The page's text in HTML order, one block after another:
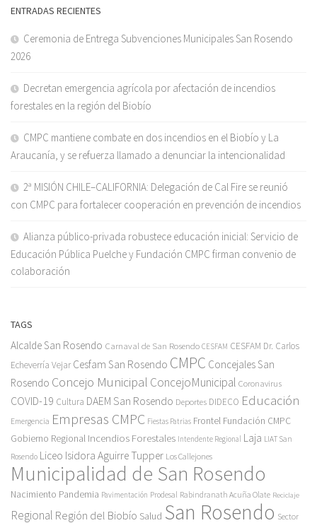
ENTRADAS RECIENTES
Ceremonia de Entrega Subvenciones Municipales San Rosendo
2026
Decretan emergencia agrícola por afectación de incendios
forestales en la región del Biobío
CMPC mantiene combate en dos incendios en el Biobío y La
Araucanía, y se refuerza llamado a denunciar la intencionalidad
2ª MISIÓN CHILE–CALIFORNIA: Delegación de Cal Fire se reunió
con CMPC para fortalecer cooperación en prevención de incendios
Alianza público-privada robustece educación inicial: Servicio de
Educación Pública Puelche y Fundación CMPC firman convenio de
colaboración
TAGS
Alcalde San Rosendo Carnaval de San Rosendo CESFAM CESFAM Dr. Carlos
Echeverría Vejar Cesfam San Rosendo CMPC Concejales San
Rosendo Concejo Municipal ConcejoMunicipal Coronavirus
COVID-19 Cultura DAEM San Rosendo Deportes DIDECO Educación
Emergencia Empresas CMPC Fiestas Patrias Frontel Fundación CMPC
Gobierno Regional Incendios Forestales Intendente Regional Laja LIAT San
Rosendo Liceo Isidora Aguirre Tupper Los Callejones
Municipalidad de San Rosendo
Nacimiento Pandemia Pavimentación Prodesal Rabindranath Acuña Olate Reciclaje
Regional Región del Biobío Salud San Rosendo Sector